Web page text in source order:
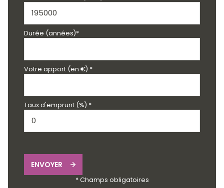
Durée (années)*
Votre apport (en €) *
Taux d'emprunt (%) *
ENVOYER
* Champs obligatoires